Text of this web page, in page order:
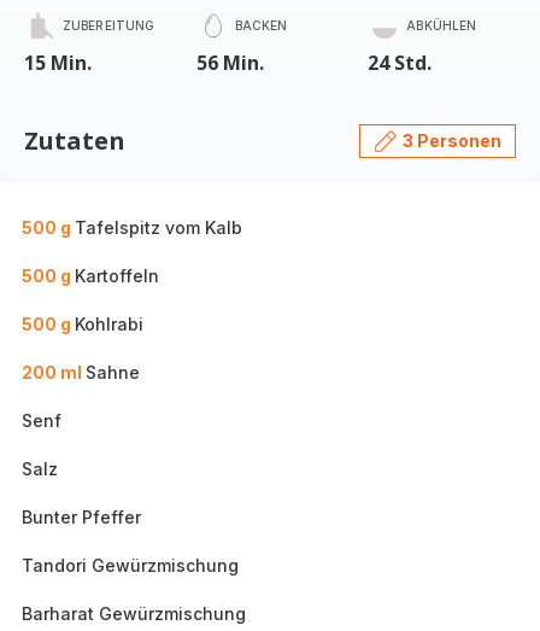
ZUBEREITUNG
15 Min.
BACKEN
56 Min.
ABKÜHLEN
24 Std.
Zutaten 3 Personen
500 g Tafelspitz vom Kalb
500 g Kartoffeln
500 g Kohlrabi
200 ml Sahne
Senf
Salz
Bunter Pfeffer
Tandori Gewürzmischung
Barharat Gewürzmischung